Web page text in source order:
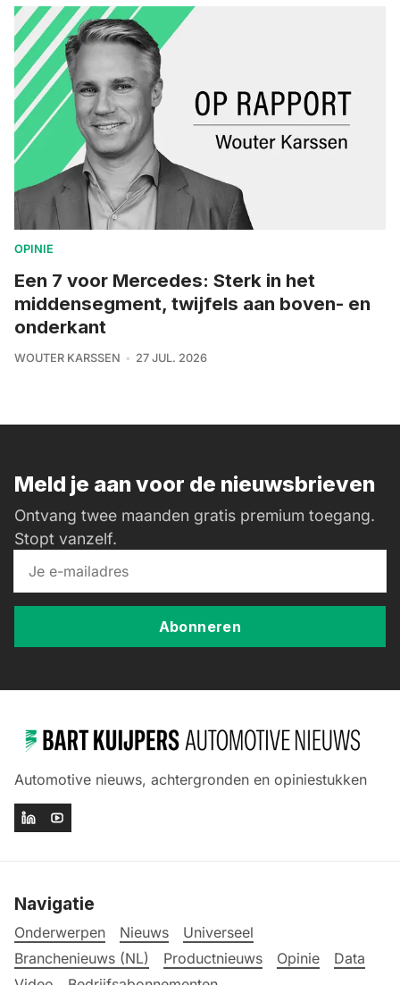
OPINIE
Een 7 voor Mercedes: Sterk in het
middensegment, twijfels aan boven- en
onderkant
WOUTER KARSSEN 27 JUL. 2026
Meld je aan voor de nieuwsbrieven
Ontvang twee maanden gratis premium toegang.
Stopt vanzelf.
Abonneren
Automotive nieuws, achtergronden en opiniestukken
Navigatie
Onderwerpen Nieuws
Universeel
Branchenieuws (NL)
Productnieuws Opinie
Data